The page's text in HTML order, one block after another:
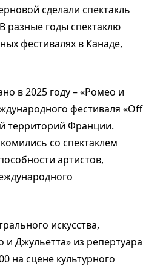
сделали спектакль
разные годы спектаклю
фестивалях в Канаде,
в 2025 году – «Ромео и
фестиваля «Off
территорий Франции.
со спектаклем
артистов,
искусства,
Джульетта» из репертуара
на сцене культурного